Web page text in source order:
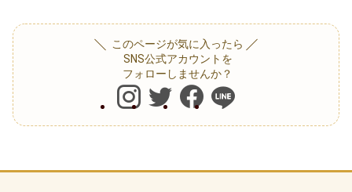
贈る相手別
30代男性
40代男性
このページが気に入ったら
SNS公式アカウントを
フォローしませんか？